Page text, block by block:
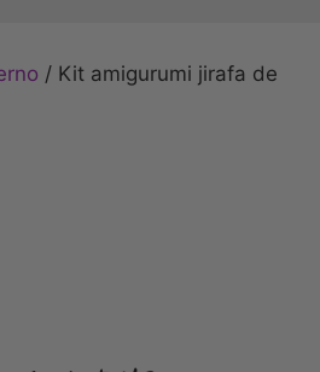
/ Kit amigurumi jirafa de